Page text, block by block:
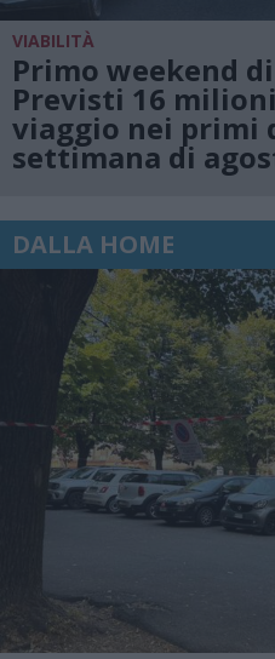
VIABILITÀ
Primo weekend
Previsti 16
viaggio nei primi
settimana di
DALLA HOME